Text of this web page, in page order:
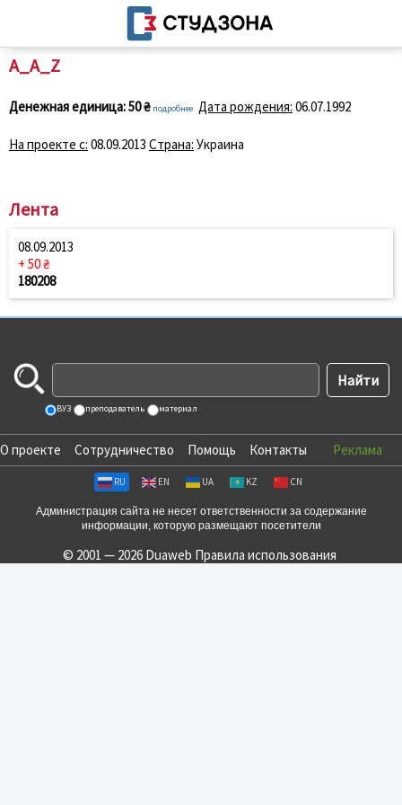
A_A_Z
Денежная единица:50 ₴ подробнее Дата рождения: 06.07.1992
На проекте с: 08.09.2013 Страна: Украина
Лента
08.09.2013
+ 50 ₴
180208
ВУЗ преподаватель материал
О проекте Сотрудничество Помощь Контакты Реклама
RU EN UA KZ CN
Администрация сайта не несет ответственности за содержание
информации, которую размещают посетители
© 2001 — 2026 Duaweb Правила использования